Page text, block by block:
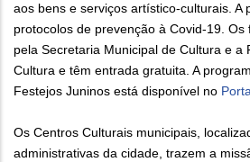
aos bens e serviços artístico-culturais. A
protocolos de prevenção à Covid-19.
pela Secretaria Municipal de Cultura e a
Cultura e têm entrada gratuita. A
Festejos Juninos está disponível no
Os Centros Culturais municipais,
administrativas da cidade, trazem a